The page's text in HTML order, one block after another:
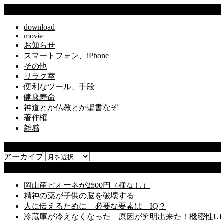
download
movie
お知らせ
スマートフォン、iPhone
その他
リラク室
便利なツール、手段
健康寿命
神道とか仏教とか聖書なぞ
著作権
雑感
アーカイブ
岡山産ピオーネが2500円（種なし）
精神の薬が子供の脳を破壊する
人に伝えるために 必要な要素は IQ？
冷蔵庫が冷えなくなった 原因が究明出来た！機密性